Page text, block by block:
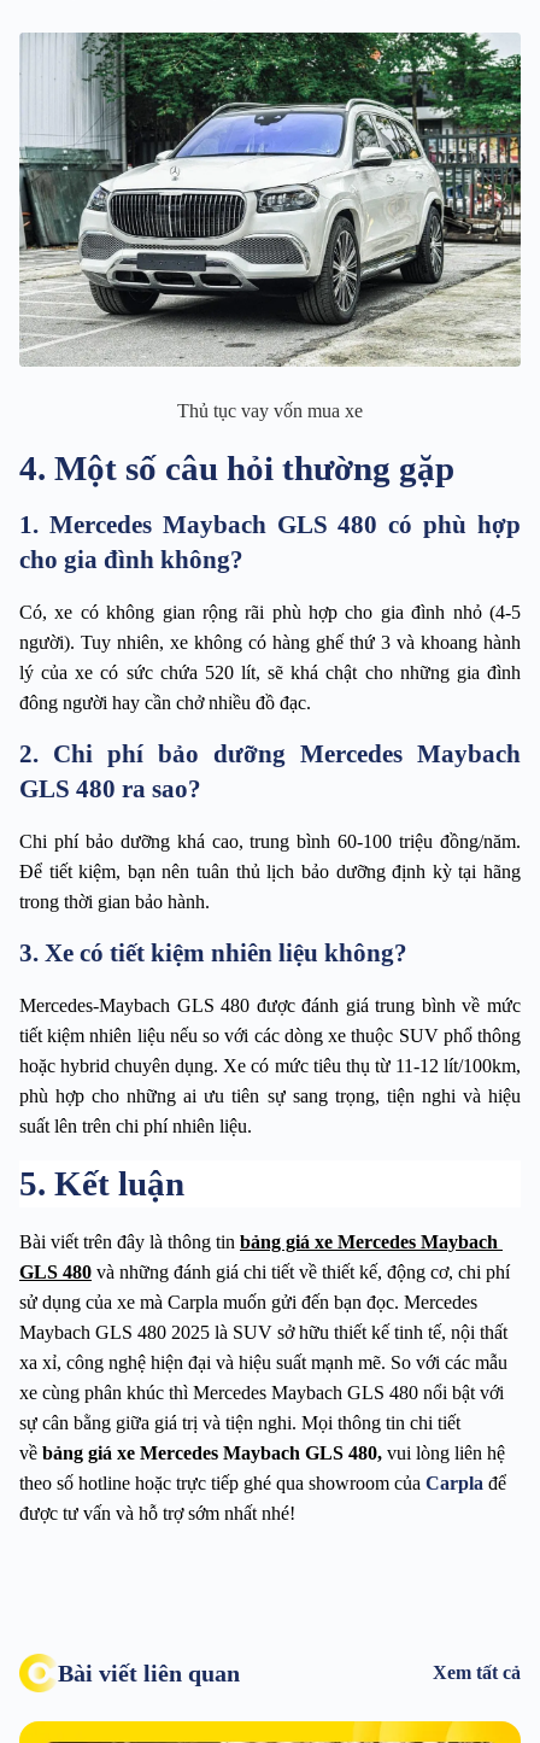
Thủ tục vay vốn mua xe
4. Một số câu hỏi thường gặp
1. Mercedes Maybach GLS 480 có phù hợp
cho gia đình không?
Có, xe có không gian rộng rãi phù hợp cho gia đình nhỏ (4-5
người). Tuy nhiên, xe không có hàng ghế thứ 3 và khoang hành
lý của xe có sức chứa 520 lít, sẽ khá chật cho những gia đình
đông người hay cần chở nhiều đồ đạc.
2. Chi phí bảo dưỡng Mercedes Maybach
GLS 480 ra sao?
Chi phí bảo dưỡng khá cao, trung bình 60-100 triệu đồng/năm.
Để tiết kiệm, bạn nên tuân thủ lịch bảo dưỡng định kỳ tại hãng
trong thời gian bảo hành.
3. Xe có tiết kiệm nhiên liệu không?
Mercedes-Maybach GLS 480 được đánh giá trung bình về mức
tiết kiệm nhiên liệu nếu so với các dòng xe thuộc SUV phổ thông
hoặc hybrid chuyên dụng. Xe có mức tiêu thụ từ 11-12 lít/100km,
phù hợp cho những ai ưu tiên sự sang trọng, tiện nghi và hiệu
suất lên trên chi phí nhiên liệu.
5. Kết luận
Bài viết trên đây là thông tin bảng giá xe Mercedes Maybach
GLS 480 và những đánh giá chi tiết về thiết kế, động cơ, chi phí
sử dụng của xe mà Carpla muốn gửi đến bạn đọc. Mercedes
Maybach GLS 480 2025 là SUV sở hữu thiết kế tinh tế, nội thất
xa xỉ, công nghệ hiện đại và hiệu suất mạnh mẽ. So với các mẫu
xe cùng phân khúc thì Mercedes Maybach GLS 480 nổi bật với
sự cân bằng giữa giá trị và tiện nghi. Mọi thông tin chi tiết
về bảng giá xe Mercedes Maybach GLS 480, vui lòng liên hệ
theo số hotline hoặc trực tiếp ghé qua showroom của Carpla để
được tư vấn và hỗ trợ sớm nhất nhé!
Bài viết liên quan Xem tất cả